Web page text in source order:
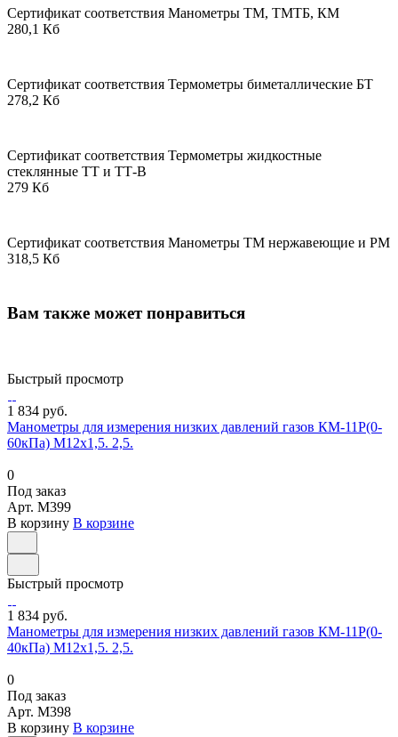
Сертификат соответствия Манометры ТМ, ТМТБ, КМ
280,1 Кб
Сертификат соответствия Термометры биметаллические БТ
278,2 Кб
Сертификат соответствия Термометры жидкостные
стеклянные ТТ и ТТ-В
279 Кб
Сертификат соответствия Манометры ТМ нержавеющие и РМ
318,5 Кб
Вам также может понравиться
Быстрый просмотр
1 834 руб.
Манометры для измерения низких давлений газов КМ-11Р(0-
60кПа) М12х1,5. 2,5.
0
Под заказ
Арт. M399
В корзину В корзине
Быстрый просмотр
1 834 руб.
Манометры для измерения низких давлений газов КМ-11Р(0-
40кПа) М12х1,5. 2,5.
0
Под заказ
Арт. M398
В корзину В корзине